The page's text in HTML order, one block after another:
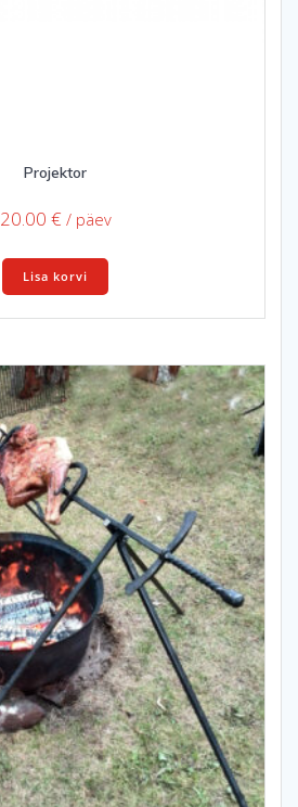
Projektor
20.00 € / päev
Lisa korvi